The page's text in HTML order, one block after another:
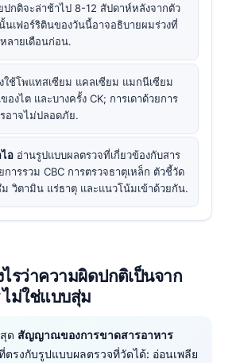
ปกติจะล่าช้าไป 8-12 สัปดาห์หลังจากตัว
นเฟอร์ริตินของวันนี้อาจอธิบายผมร่วงที่
ลายเดือนก่อน.
ใช้โพแทสเซียม แคลเซียม แมกนีเซียม
องไต และบางครั้ง CK; การเดาด้วยการ
อาจไม่ปลอดภัย.
ไอ อ่านรูปแบบผลตรวจที่เกี่ยวข้องกับสาร
การรวม CBC การตรวจธาตุเหล็ก ตัวชี้วัด
ม วิตามิน แร่ธาตุ และแนวโน้มเข้าด้วยกัน.
ไรว่าความผิดปกติเป็นจาก
ม่ใช่แบบสุ่ม
ด สัญญาณของการขาดสารอาหาร
ตรงกับรูปแบบผลตรวจที่วัดได้: อ่อนเพลีย